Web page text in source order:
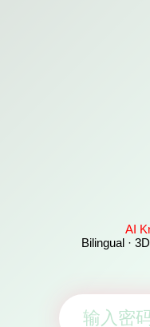
AI
Bilingual ·